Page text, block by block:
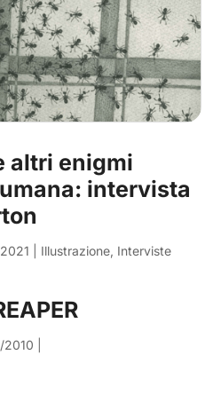
altri enigmi
intervista
Illustrazione, Interviste
2010